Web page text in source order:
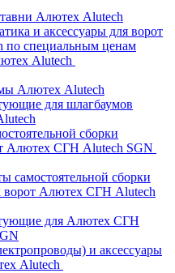
Алютех Alutech
и аксессуары для ворот
по специальным ценам
Alutech
Алютех Alutech
для шлагбаумов
сборки
Алютех СГН Alutech SGN
самостоятельной сборки
ворот Алютех СГН Alutech
для Алютех СГН
и аксессуары
Alutech